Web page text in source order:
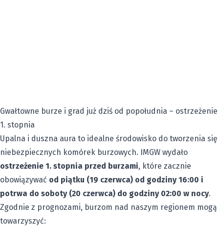
Gwałtowne burze i grad już dziś od popołudnia – ostrzeżenie
1. stopnia
Upalna i duszna aura to idealne środowisko do tworzenia się
niebezpiecznych komórek burzowych. IMGW wydało
ostrzeżenie 1. stopnia przed burzami, które zacznie
obowiązywać od piątku (19 czerwca) od godziny 16:00 i
potrwa do soboty (20 czerwca) do godziny 02:00 w nocy.
Zgodnie z prognozami, burzom nad naszym regionem mogą
towarzyszyć: